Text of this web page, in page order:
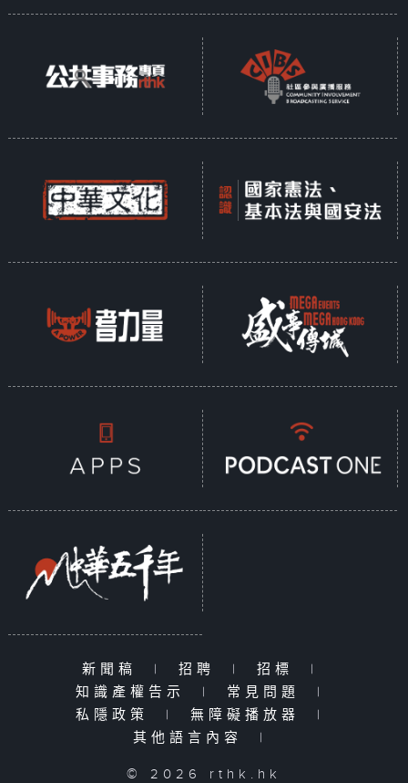
新聞稿 | 招聘 | 招標
|
知識產權告示
| 常見問題
|
私隱政策
| 無障礙播放器
|
其他語言內容
|
© 2026 rthk.hk